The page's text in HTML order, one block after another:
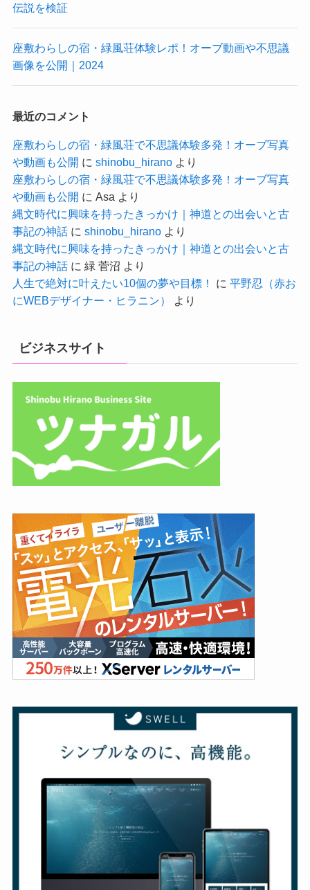
伝説を検証
座敷わらしの宿・緑風荘体験レポ！オーブ動画や不思議
画像を公開｜2024
最近のコメント
座敷わらしの宿・緑風荘で不思議体験多発！オーブ写真
や動画も公開 に shinobu_hiranoより
座敷わらしの宿・緑風荘で不思議体験多発！オーブ写真
や動画も公開 に Asa より
縄文時代に興味を持ったきっかけ｜神道との出会いと古
事記の神話に shinobu_hiranoより
縄文時代に興味を持ったきっかけ｜神道との出会いと古
事記の神話に 緑 菅沼 より
人生で絶対に叶えたい10個の夢や目標！
に 平野忍（赤お
にWEBデザイナー・ヒラニン）
より
ビジネスサイト